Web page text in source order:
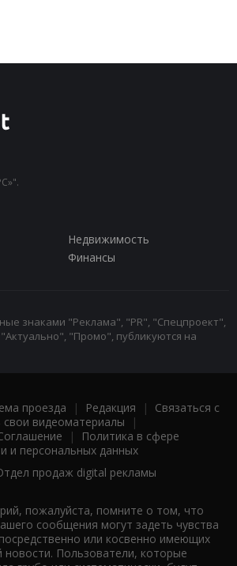
Недвижимость
Финансы
знаками "Реклама", "PR", "Спецпроект",
"Промо", публикуются на
проезда | Редакция | Связаться с
свои видеоматериалы |
|
Политика в сфере
и персональных данных
продаж digital рекламы
пожалуйста, помните о том, что
сообщения могут задеть чувства
или косвенно имеющих
новости. Пользователи, которые